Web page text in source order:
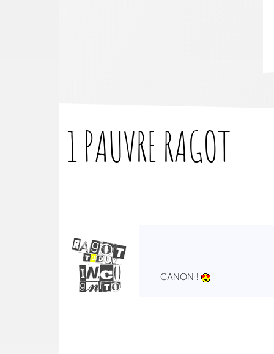
1 PAUVRERAGOT
CANON !